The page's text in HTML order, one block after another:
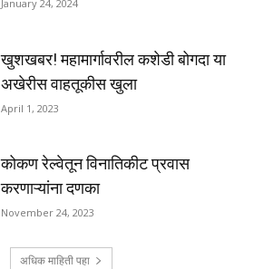
January 24, 2024
खुशखबर! महामार्गावरील कशेडी बोगदा या
अखेरीस वाहतूकीस खुला
April 1, 2023
कोकण रेल्वेतून विनातिकीट प्रवास
करणाऱ्यांना दणका
November 24, 2023
अधिक माहिती पहा